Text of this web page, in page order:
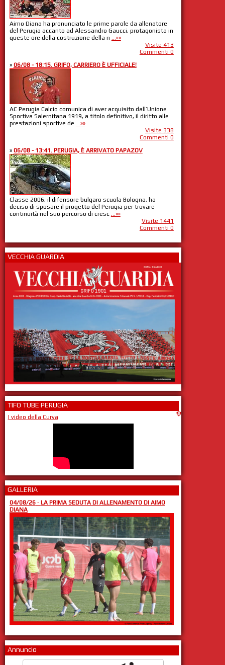
Aimo Diana ha pronunciato le prime parole da allenatore
del Perugia accanto ad Alessandro Gaucci, protagonista in
queste ore della costruzione della n ...»»
Visite 413
Commenti 0
» 06/08 - 18:15. GRIFO, CARRIERO È UFFICIALE!
AC Perugia Calcio comunica di aver acquisito dall’Unione
Sportiva Salernitana 1919, a titolo definitivo, il diritto alle
prestazioni sportive de ...»»
Visite 338
Commenti 0
» 06/08 - 13:41. PERUGIA, È ARRIVATO PAPAZOV
Classe 2006, il difensore bulgaro scuola Bologna, ha
deciso di sposare il progetto del Perugia per trovare
continuità nel suo percorso di cresc ...»»
Visite 1441
Commenti 0
VECCHIA GUARDIA
TIFO TUBE PERUGIA
I video della Curva
GALLERIA
04/08/26- LA PRIMA SEDUTA DI ALLENAMENTO DI AIMO
DIANA
Annuncio